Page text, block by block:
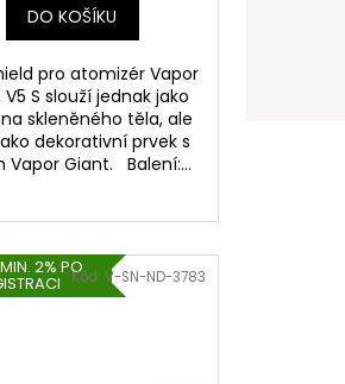
DO KOŠÍKU
pro atomizér Vapor
S slouží jednak jako
skleněného těla, ale
dekorativní prvek s
Vapor Giant. Balení:...
2% POKód: V-SN-ND-3783